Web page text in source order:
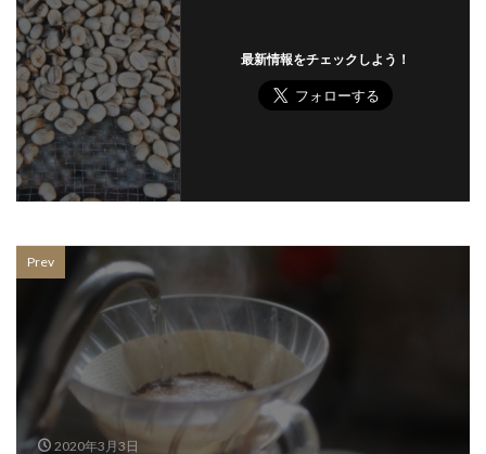
最新情報をチェックしよう！
Prev
2020年3月3日